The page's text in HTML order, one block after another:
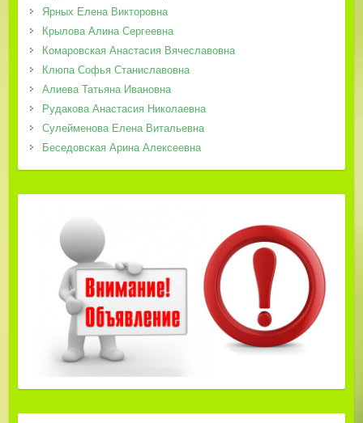
Ярных Елена Викторовна
Крылова Алина Сергеевна
Комаровская Анастасия Вячеславовна
Клюпа Софья Станиславовна
Алиева Татьяна Ивановна
Рудакова Анастасия Николаевна
Сулейменова Елена Витальевна
Беседовская Арина Алексеевна